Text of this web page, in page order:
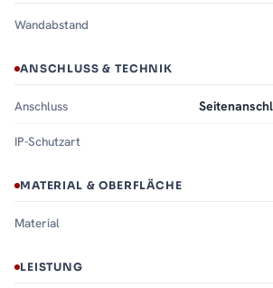
Wandabstand
ANSCHLUSS & TECHNIK
Anschluss
IP-Schutzart
MATERIAL & OBERFLÄCHE
Material
LEISTUNG